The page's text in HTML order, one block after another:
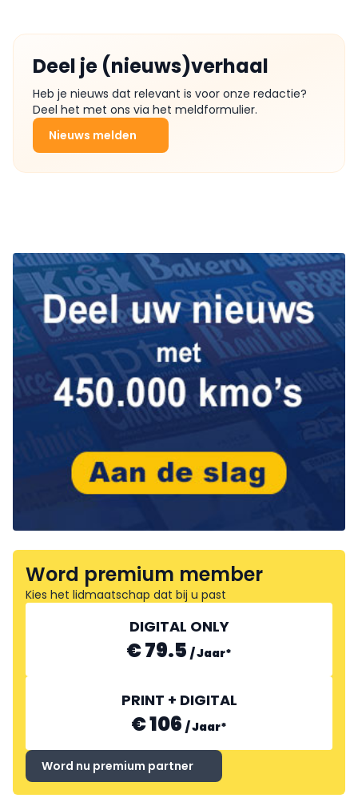
Deel je (nieuws)verhaal
Heb je nieuws dat relevant is voor onze redactie?
Deel het met ons via het meldformulier.
Nieuws melden
Word premium member
Kies het lidmaatschap dat bij u past
DIGITAL ONLY
€ 79.5 /Jaar*
PRINT + DIGITAL
€ 106 /Jaar*
Word nu premium partner